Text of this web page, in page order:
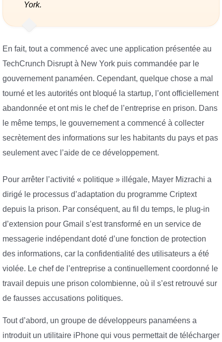
York.
En fait, tout a commencé avec une application présentée au
TechCrunch Disrupt à New York puis commandée par le
gouvernement panaméen. Cependant, quelque chose a mal
tourné et les autorités ont bloqué la startup, l’ont officiellement
abandonnée et ont mis le chef de l’entreprise en prison. Dans
le même temps, le gouvernement a commencé à collecter
secrètement des informations sur les habitants du pays et pas
seulement avec l’aide de ce développement.
Pour arrêter l’activité « politique » illégale, Mayer Mizrachi a
dirigé le processus d’adaptation du programme Criptext
depuis la prison. Par conséquent, au fil du temps, le plug-in
d’extension pour Gmail s’est transformé en un service de
messagerie indépendant doté d’une fonction de protection
des informations, car la confidentialité des utilisateurs a été
violée. Le chef de l’entreprise a continuellement coordonné le
travail depuis une prison colombienne, où il s’est retrouvé sur
de fausses accusations politiques.
Tout d’abord, un groupe de développeurs panaméens a
introduit un utilitaire iPhone qui vous permettait de télécharger